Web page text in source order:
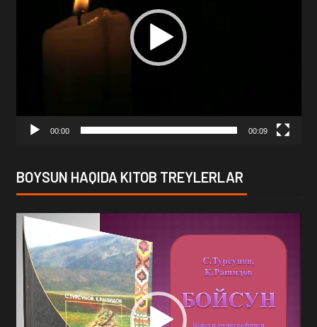
00:00 00:09
BOYSUN HAQIDA KITOB TREYLERLAR
Video
Player